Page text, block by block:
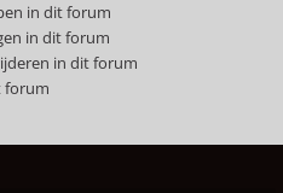
in dit forum
in dit forum
in dit forum
forum